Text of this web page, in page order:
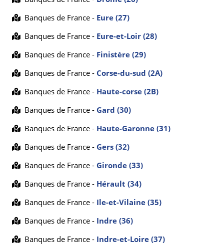
Banques de France - Eure (27)
Banques de France - Eure-et-Loir (28)
Banques de France - Finistère (29)
Banques de France - Corse-du-sud (2A)
Banques de France - Haute-corse (2B)
Banques de France - Gard (30)
Banques de France - Haute-Garonne (31)
Banques de France - Gers (32)
Banques de France - Gironde (33)
Banques de France - Hérault (34)
Banques de France - Ile-et-Vilaine (35)
Banques de France - Indre (36)
Banques de France - Indre-et-Loire (37)